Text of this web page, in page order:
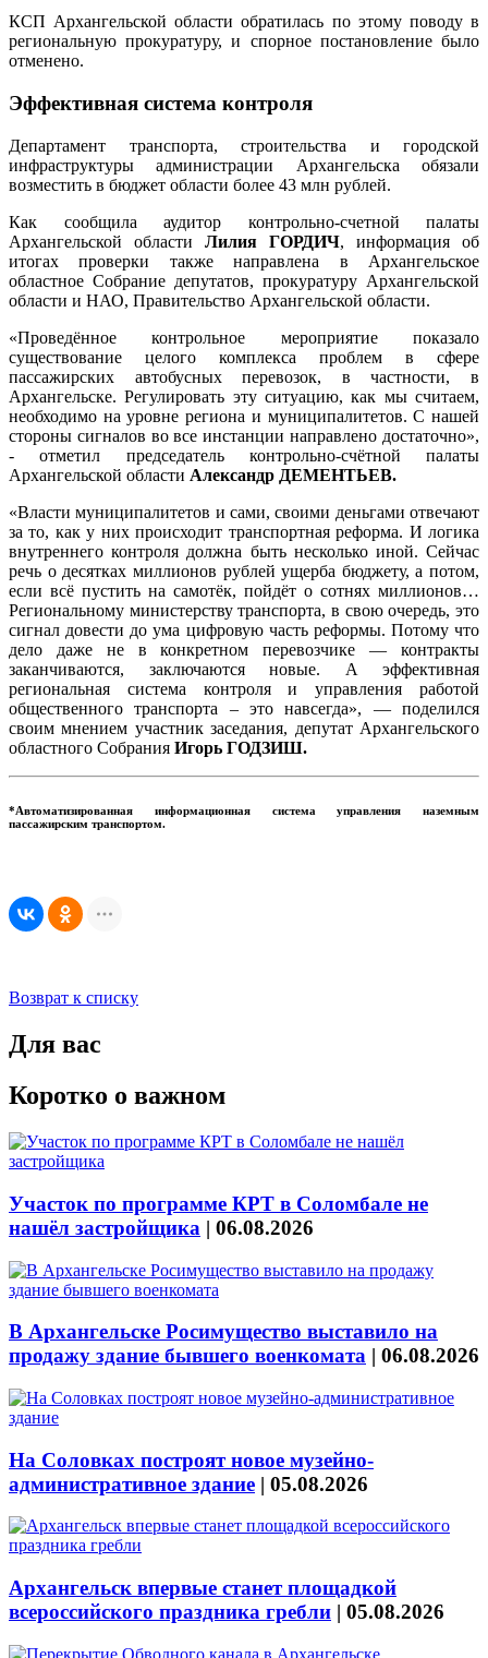
КСП Архангельской области обратилась по этому поводу в
региональную прокуратуру, и спорное постановление было
отменено.
Эффективная система контроля
Департамент транспорта, строительства и городской
инфраструктуры администрации Архангельска обязали
возместить в бюджет области более 43 млн рублей.
Как сообщила аудитор контрольно-счетной палаты
Архангельской области Лилия ГОРДИЧ, информация об
итогах проверки также направлена в Архангельское
областное Собрание депутатов, прокуратуру Архангельской
области и НАО, Правительство Архангельской области.
«Проведённое контрольное мероприятие показало
существование целого комплекса проблем в сфере
пассажирских автобусных перевозок, в частности, в
Архангельске. Регулировать эту ситуацию, как мы считаем,
необходимо на уровне региона и муниципалитетов. С нашей
стороны сигналов во все инстанции направлено достаточно»,
- отметил председатель контрольно-счётной палаты
Архангельской области Александр ДЕМЕНТЬЕВ.
«Власти муниципалитетов и сами, своими деньгами отвечают
за то, как у них происходит транспортная реформа. И логика
внутреннего контроля должна быть несколько иной. Сейчас
речь о десятках миллионов рублей ущерба бюджету, а потом,
если всё пустить на самотёк, пойдёт о сотнях миллионов…
Региональному министерству транспорта, в свою очередь, это
сигнал довести до ума цифровую часть реформы. Потому что
дело даже не в конкретном перевозчике — контракты
заканчиваются, заключаются новые. А эффективная
региональная система контроля и управления работой
общественного транспорта – это навсегда», — поделился
своим мнением участник заседания, депутат Архангельского
областного Собрания Игорь ГОДЗИШ.
*Автоматизированная информационная система управления наземным
пассажирским транспортом.
Возврат к списку
Для вас
Коротко о важном
Участок по программе КРТ в Соломбале не
нашёл застройщика | 06.08.2026
В Архангельске Росимущество выставило на
продажу здание бывшего военкомата | 06.08.2026
На Соловках построят новое музейно-
административное здание | 05.08.2026
Архангельск впервые станет площадкой
всероссийского праздника гребли | 05.08.2026